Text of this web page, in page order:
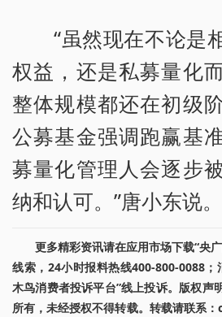
“虽然现在不论是
权益，还是私募量化
整体规模都还在初级
公募基金强调跑赢基
募量化管理人会逐步
纳和认可。”唐小东说。
更多精彩资讯请在应用市场下载“央
线索，24小时报料热线400-800-0088；
木鸟消费者投诉平台”线上投诉。版权声
所有，未经授权不得转载。转载请联系